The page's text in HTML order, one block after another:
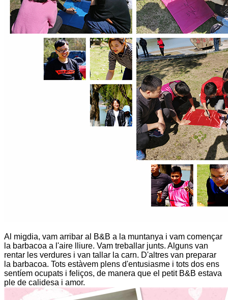
Al migdia, vam arribar al B&B a la muntanya i vam començar
la barbacoa a l'aire lliure. Vam treballar junts. Alguns van
rentar les verdures i van tallar la carn. D'altres van preparar
la barbacoa. Tots estàvem plens d'entusiasme i tots dos ens
sentíem ocupats i feliços, de manera que el petit B&B estava
ple de calidesa i amor.